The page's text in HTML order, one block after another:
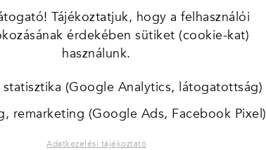
100 000,-
Tájékoztatjuk, hogy a felhasználói
érdekében sütiket (cookie-kat)
használunk.
(Google Analytics, látogatottság)
remarketing (Google Ads, Facebook Pixel)
Adatkezelési tájékoztató